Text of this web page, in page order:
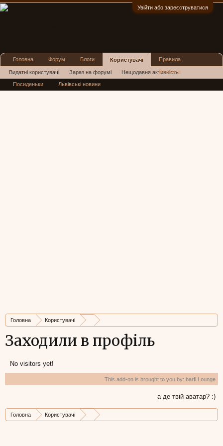
Увійти або зареєструватися
Головна Користувачі
Заходили в профіль
No visitors yet!
This add-on is brought to you by: barfi Lounge
а де твій аватар? :)
Головна Користувачі
Головна Форум Блоги Користувачі
Видатні користувачі Зараз на форумі Нещодавня активність
Нові повідомлення профілю
Правила
Реклама
Посиденьки Львівські новини